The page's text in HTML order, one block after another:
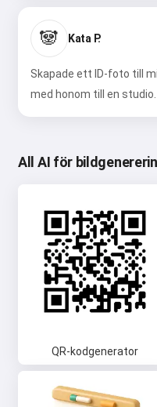
🐼 Kata P.
Skapade ett ID-foto till
med honom till en
All AI för
QR-kodgenerator